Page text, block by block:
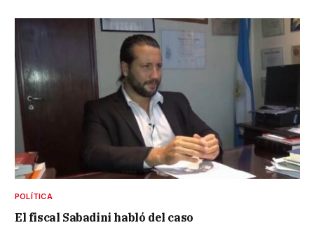
POLÍTICA
El fiscal Sabadini habló del caso